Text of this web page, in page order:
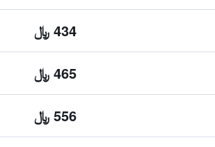
434 ﷼
465 ﷼
556 ﷼